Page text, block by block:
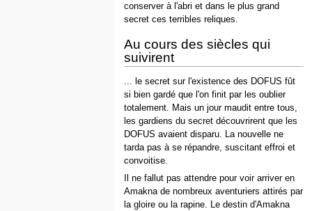
conserver à l'abri et dans le plus grand
secret ces terribles reliques.
Au cours des siècles qui
suivirent
... le secret sur l'existence des DOFUS fût
si bien gardé que l'on finit par les oublier
totalement. Mais un jour maudit entre tous,
les gardiens du secret découvrirent que les
DOFUS avaient disparu. La nouvelle ne
tarda pas à se répandre, suscitant effroi et
convoitise.
Il ne fallut pas attendre pour voir arriver en
Amakna de nombreux aventuriers attirés par
la gloire ou la rapine. Le destin d'Amakna